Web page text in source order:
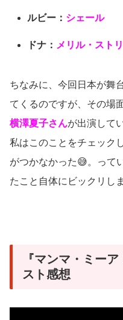
ルビー： シェール
ドナ： メリル・スト
ちなみに、今回日本が舞
てくるのですが、その場
横澤夏子さんが出演して
私はこのことをチェック
がつかなかった😅。って
たこと自体にビックリし
『マンマ・ミー
スト感想